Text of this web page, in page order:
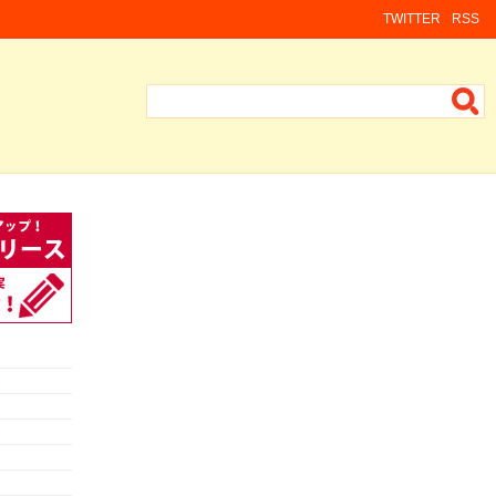
RSS
TWITTER